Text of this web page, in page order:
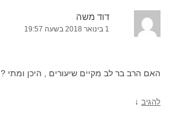
דוד משה
1 בינואר 2018 בשעה 19:57
האם הרב בר לב מקיים שיעורים , היכן ומתי ? 0504-518741 דוד
להגיב ↓